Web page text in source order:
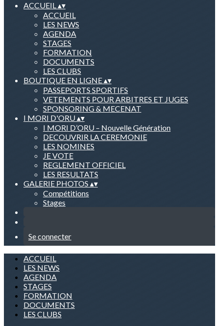
ACCUEIL▴▾
ACCUEIL
LES NEWS
AGENDA
STAGES
FORMATION
DOCUMENTS
LES CLUBS
BOUTIQUE EN LIGNE▴▾
PASSEPORTS SPORTIFS
VETEMENTS POUR ARBITRES ET JUGES
SPONSORING & MECENAT
I MORI D'ORU▴▾
I MORI D’ORU – Nouvelle Génération
DECOUVRIR LA CEREMONIE
LES NOMINES
JE VOTE
REGLEMENT OFFICIEL
LES RESULTATS
GALERIE PHOTOS ▴▾
Compétitions
Stages
Se connecter
ACCUEIL
LES NEWS
AGENDA
STAGES
FORMATION
DOCUMENTS
LES CLUBS